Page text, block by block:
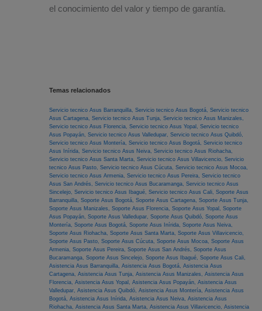
el conocimiento del valor y tiempo de garantía.
Temas relacionados
Servicio tecnico Asus Barranquilla, Servicio tecnico Asus Bogotá, Servicio tecnico
Asus Cartagena, Servicio tecnico Asus Tunja, Servicio tecnico Asus Manizales,
Servicio tecnico Asus Florencia, Servicio tecnico Asus Yopal, Servicio tecnico
Asus Popayán, Servicio tecnico Asus Valledupar, Servicio tecnico Asus Quibdó,
Servicio tecnico Asus Montería, Servicio tecnico Asus Bogotá, Servicio tecnico
Asus Inírida, Servicio tecnico Asus Neiva, Servicio tecnico Asus Riohacha,
Servicio tecnico Asus Santa Marta, Servicio tecnico Asus Villavicencio, Servicio
tecnico Asus Pasto, Servicio tecnico Asus Cúcuta, Servicio tecnico Asus Mocoa,
Servicio tecnico Asus Armenia, Servicio tecnico Asus Pereira, Servicio tecnico
Asus San Andrés, Servicio tecnico Asus Bucaramanga, Servicio tecnico Asus
Sincelejo, Servicio tecnico Asus Ibagué, Servicio tecnico Asus Cali, Soporte Asus
Barranquilla, Soporte Asus Bogotá, Soporte Asus Cartagena, Soporte Asus Tunja,
Soporte Asus Manizales, Soporte Asus Florencia, Soporte Asus Yopal, Soporte
Asus Popayán, Soporte Asus Valledupar, Soporte Asus Quibdó, Soporte Asus
Montería, Soporte Asus Bogotá, Soporte Asus Inírida, Soporte Asus Neiva,
Soporte Asus Riohacha, Soporte Asus Santa Marta, Soporte Asus Villavicencio,
Soporte Asus Pasto, Soporte Asus Cúcuta, Soporte Asus Mocoa, Soporte Asus
Armenia, Soporte Asus Pereira, Soporte Asus San Andrés, Soporte Asus
Bucaramanga, Soporte Asus Sincelejo, Soporte Asus Ibagué, Soporte Asus Cali,
Asistencia Asus Barranquilla, Asistencia Asus Bogotá, Asistencia Asus
Cartagena, Asistencia Asus Tunja, Asistencia Asus Manizales, Asistencia Asus
Florencia, Asistencia Asus Yopal, Asistencia Asus Popayán, Asistencia Asus
Valledupar, Asistencia Asus Quibdó, Asistencia Asus Montería, Asistencia Asus
Bogotá, Asistencia Asus Inírida, Asistencia Asus Neiva, Asistencia Asus
Riohacha, Asistencia Asus Santa Marta, Asistencia Asus Villavicencio, Asistencia